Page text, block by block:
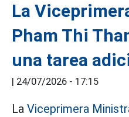
La
Pham Thi
una tarea
| 24/07/2026 - 17:15
La Viceprimera